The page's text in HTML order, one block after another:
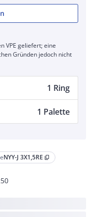
NYY-J 3X1,5RE content_copy
VPE geliefert; eine
Gründen jedoch nicht
1 Ring
1 Palette